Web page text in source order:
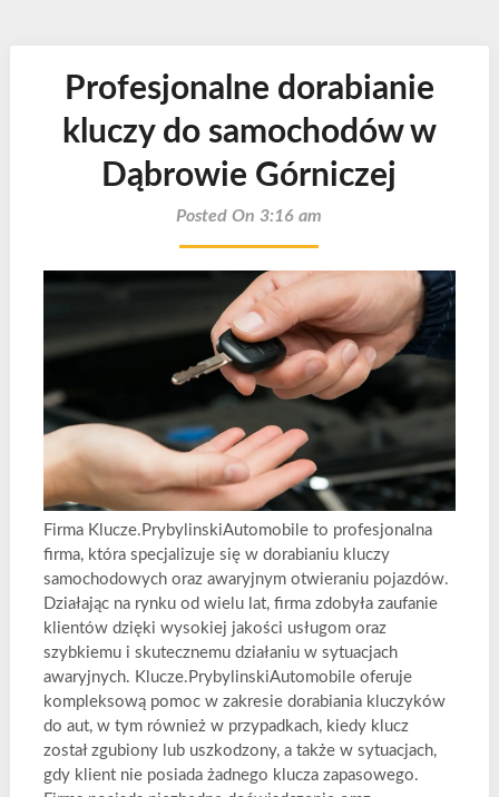
Profesjonalne dorabianie
kluczy do samochodów w
Dąbrowie Górniczej
Posted On 3:16 am
Firma Klucze.PrybylinskiAutomobile to profesjonalna
firma, która specjalizuje się w dorabianiu kluczy
samochodowych oraz awaryjnym otwieraniu pojazdów.
Działając na rynku od wielu lat, firma zdobyła zaufanie
klientów dzięki wysokiej jakości usługom oraz
szybkiemu i skutecznemu działaniu w sytuacjach
awaryjnych. Klucze.PrybylinskiAutomobile oferuje
kompleksową pomoc w zakresie dorabiania kluczyków
do aut, w tym również w przypadkach, kiedy klucz
został zgubiony lub uszkodzony, a także w sytuacjach,
gdy klient nie posiada żadnego klucza zapasowego.